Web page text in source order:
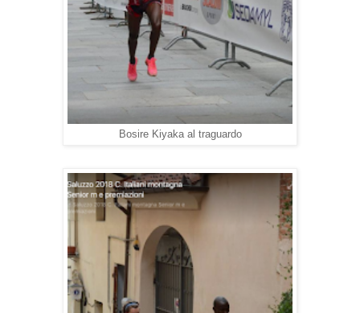
Bosire Kiyaka al traguardo